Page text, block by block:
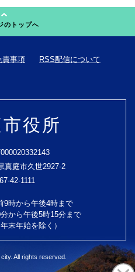
のトップへ
責事項
RSS配信について
役所
真庭市久世2927-2
42-1111
9時から午後4時まで
から午後5時15分まで
末年始を除く）
All rights reserved.